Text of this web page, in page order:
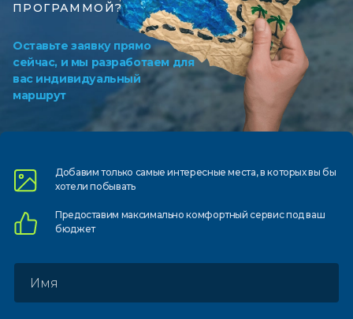
ПРОГРАММОЙ?
Оставьте заявку прямо
сейчас, и мы разработаем для
вас индивидуальный
маршрут
Добавим только самыеинтересные места, в которыхвы бы
хотели побывать
Предоставим максимально комфортныйсервис под ваш
бюджет